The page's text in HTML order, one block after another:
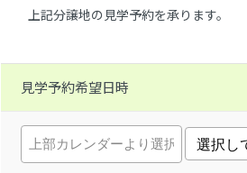
上記分譲地の見学予約を承ります。
見学予約希望日時